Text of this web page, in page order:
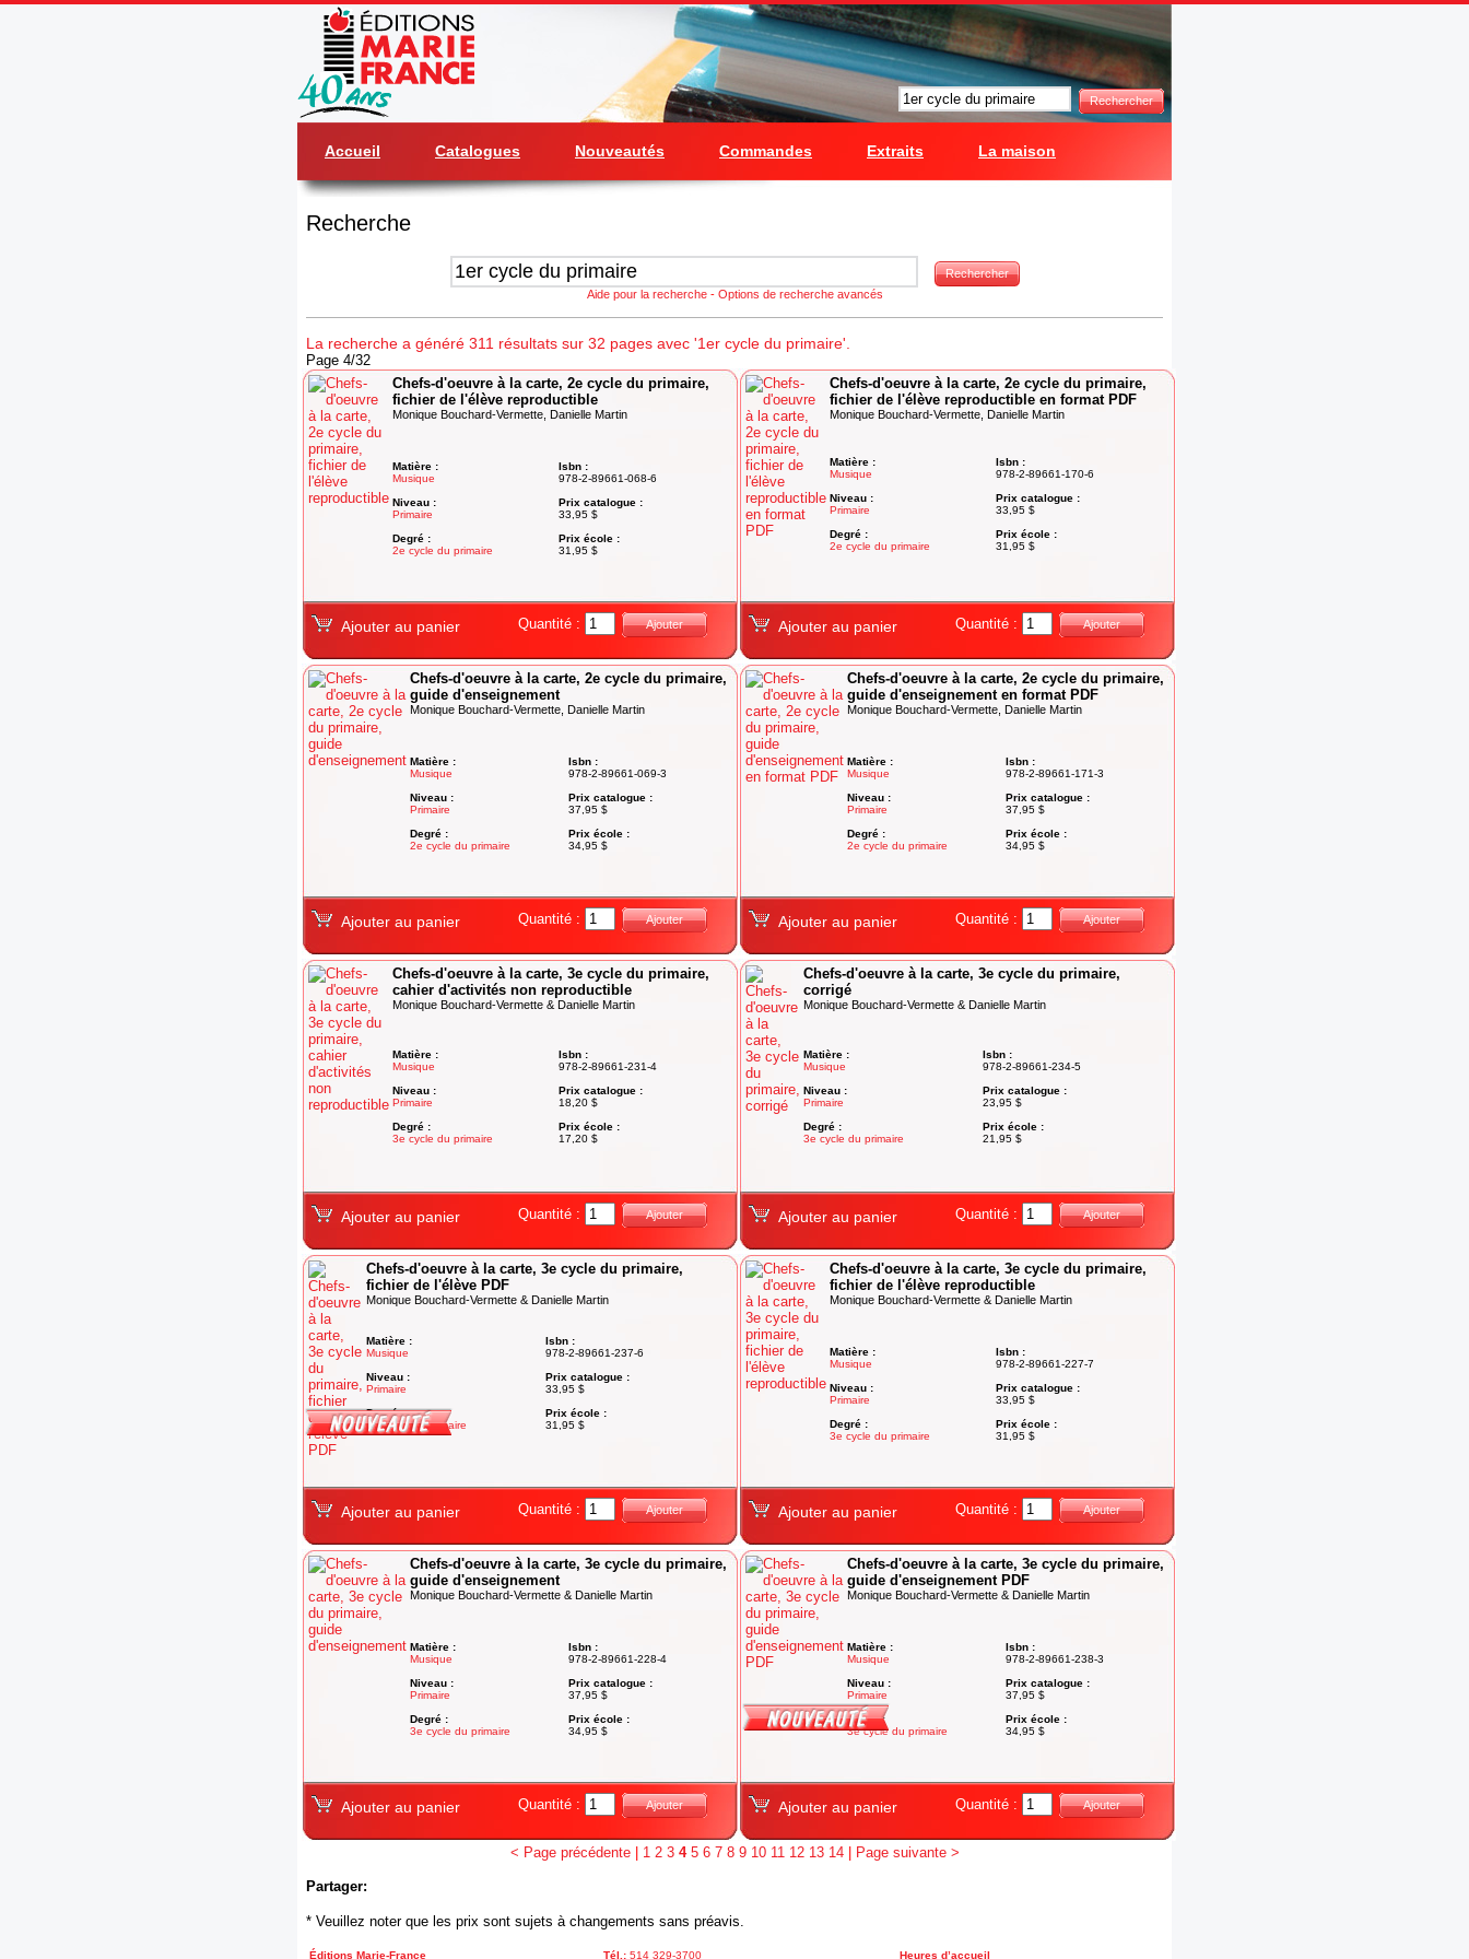
Rechercher
Accueil Catalogues Nouveautés Commandes Extraits La maison
Recherche
Rechercher
Aide pour la recherche - Options de recherche avancés
La recherche a généré 311 résultats sur 32 pages avec '1er cycle du primaire'.
Page 4/32
Chefs-d'oeuvre à la carte, 2e cycle du primaire,
fichier de l'élève reproductible
Monique Bouchard-Vermette, Danielle Martin
Matière :
Musique
Niveau :
Primaire
Degré :
2e cycle du primaire
Isbn :
978-2-89661-068-6
Prix catalogue :
33,95 $
Prix école :
31,95 $
Ajouter au panier Quantité : Ajouter
Chefs-d'oeuvre à la carte, 2e cycle du primaire,
fichier de l'élève reproductible en format PDF
Monique Bouchard-Vermette, Danielle Martin
Matière :
Musique
Niveau :
Primaire
Degré :
2e cycle du primaire
Isbn :
978-2-89661-170-6
Prix catalogue :
33,95 $
Prix école :
31,95 $
Ajouter au panier Quantité : Ajouter
Chefs-d'oeuvre à la carte, 2e cycle du primaire,
guide d'enseignement
Monique Bouchard-Vermette, Danielle Martin
Matière :
Musique
Niveau :
Primaire
Degré :
2e cycle du primaire
Isbn :
978-2-89661-069-3
Prix catalogue :
37,95 $
Prix école :
34,95 $
Ajouter au panier Quantité : Ajouter
Chefs-d'oeuvre à la carte, 2e cycle du primaire,
guide d'enseignement en format PDF
Monique Bouchard-Vermette, Danielle Martin
Matière :
Musique
Niveau :
Primaire
Degré :
2e cycle du primaire
Isbn :
978-2-89661-171-3
Prix catalogue :
37,95 $
Prix école :
34,95 $
Ajouter au panier Quantité : Ajouter
Chefs-d'oeuvre à la carte, 3e cycle du primaire,
cahier d'activités non reproductible
Monique Bouchard-Vermette & Danielle Martin
Matière :
Musique
Niveau :
Primaire
Degré :
3e cycle du primaire
Isbn :
978-2-89661-231-4
Prix catalogue :
18,20 $
Prix école :
17,20 $
Ajouter au panier Quantité : Ajouter
Chefs-d'oeuvre à la carte, 3e cycle du primaire,
corrigé
Monique Bouchard-Vermette & Danielle Martin
Matière :
Musique
Niveau :
Primaire
Degré :
3e cycle du primaire
Isbn :
978-2-89661-234-5
Prix catalogue :
23,95 $
Prix école :
21,95 $
Ajouter au panier Quantité : Ajouter
Chefs-d'oeuvre à la carte, 3e cycle du primaire,
fichier de l'élève PDF
Monique Bouchard-Vermette & Danielle Martin
Matière :
Musique
Niveau :
Primaire
Degré :
3e cycle du primaire
Isbn :
978-2-89661-237-6
Prix catalogue :
33,95 $
Prix école :
31,95 $
Ajouter au panier Quantité : Ajouter
Chefs-d'oeuvre à la carte, 3e cycle du primaire,
fichier de l'élève reproductible
Monique Bouchard-Vermette & Danielle Martin
Matière :
Musique
Niveau :
Primaire
Degré :
3e cycle du primaire
Isbn :
978-2-89661-227-7
Prix catalogue :
33,95 $
Prix école :
31,95 $
Ajouter au panier Quantité : Ajouter
Chefs-d'oeuvre à la carte, 3e cycle du primaire,
guide d'enseignement
Monique Bouchard-Vermette & Danielle Martin
Matière :
Musique
Niveau :
Primaire
Degré :
3e cycle du primaire
Isbn :
978-2-89661-228-4
Prix catalogue :
37,95 $
Prix école :
34,95 $
Ajouter au panier Quantité : Ajouter
Chefs-d'oeuvre à la carte, 3e cycle du primaire,
guide d'enseignement PDF
Monique Bouchard-Vermette & Danielle Martin
Matière :
Musique
Niveau :
Primaire
Degré :
3e cycle du primaire
Isbn :
978-2-89661-238-3
Prix catalogue :
37,95 $
Prix école :
34,95 $
Ajouter au panier Quantité : Ajouter
< Page précédente| 1 2 3 4 5 6 7 8 9 10 11 12 13 14 Page suivante >
Partager:
* Veuillez noter que les prix sont sujets à changements sans préavis.
Éditions Marie-France Tél.: 514 329-3700 Heures d’accueil